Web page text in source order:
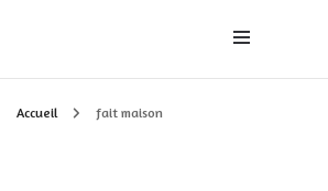
Accueil fait maison